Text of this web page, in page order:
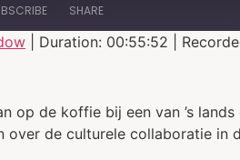
SHARE
Duration: 00:55:52
op de koffie bij een van ’s
over de culturele collaboratie in